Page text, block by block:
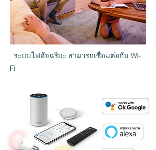
ระบบไฟอัจฉริยะ สามารถเชื่อมต่อกับ Wi-
Fi